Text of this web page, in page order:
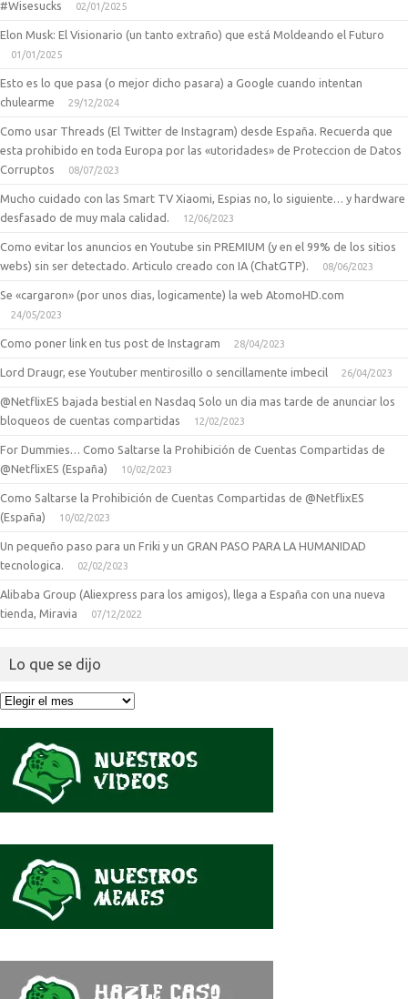
#Wisesucks 02/01/2025
Elon Musk: El Visionario (un tanto extraño) que está Moldeando el Futuro
01/01/2025
Esto es lo que pasa (o mejor dicho pasara) a Google cuando intentan
chulearme
29/12/2024
Como usar Threads (El Twitter de Instagram) desde España. Recuerda que
esta prohibido en toda Europa por las «utoridades» de Proteccion de Datos
Corruptos
08/07/2023
Mucho cuidado con las Smart TV Xiaomi, Espias no, lo siguiente… y hardware
desfasado de muy mala calidad.
12/06/2023
Como evitar los anuncios en Youtube sin PREMIUM (y en el 99% de los sitios
webs) sin ser detectado. Articulo creado con IA (ChatGTP).
08/06/2023
Se «cargaron» (por unos dias, logicamente) la web AtomoHD.com
24/05/2023
Como poner link en tus post de Instagram 28/04/2023
Lord Draugr, ese Youtuber mentirosillo o sencillamente imbecil 26/04/2023
@NetflixES bajada bestial en Nasdaq Solo un dia mas tarde de anunciar los
bloqueos de cuentas compartidas
12/02/2023
For Dummies… Como Saltarse la Prohibición de Cuentas Compartidas de
@NetflixES (España)
10/02/2023
Como Saltarse la Prohibición de Cuentas Compartidas de @NetflixES
(España)
10/02/2023
Un pequeño paso para un Friki y un GRAN PASO PARA LA HUMANIDAD
tecnologica.
02/02/2023
Alibaba Group (Aliexpress para los amigos), llega a España con una nueva
tienda, Miravia
07/12/2022
Lo que se dijo
Lo